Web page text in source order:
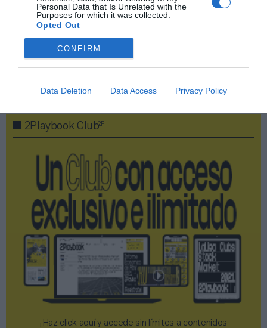
Personal Data that Is Unrelated with the
Purposes for which it was collected.
Opted Out
CONFIRM
Data Deletion Data Access Privacy Policy
Mediapro
Uefa
Publicidad
2Playbook Club2P
¡Haz click aquí y accede sin límites a contenidos